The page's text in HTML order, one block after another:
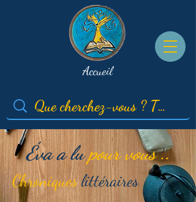
Accueil
Éva a lupour vous ..
Chroniqueslittéraires